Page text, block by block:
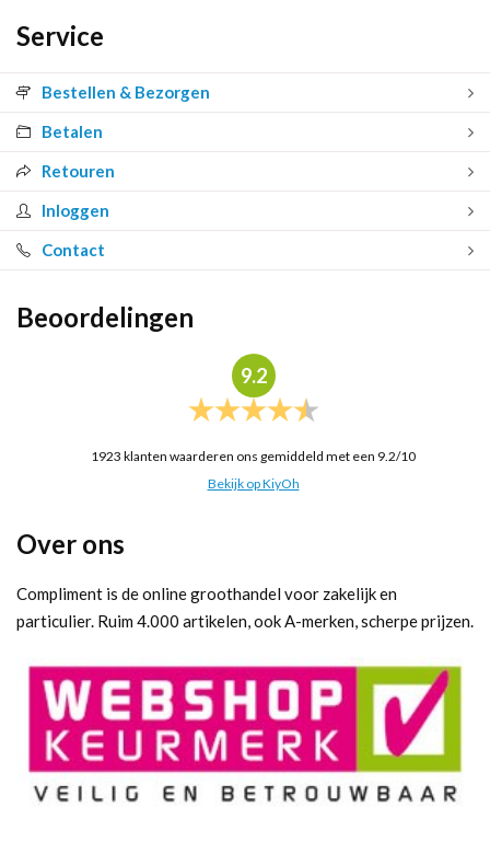
Service
Bestellen & Bezorgen
Betalen
Retouren
Inloggen
Contact
Beoordelingen
9.2
1923 klanten waarderen ons gemiddeld met een 9.2/10
Bekijk op KiyOh
Over ons
Compliment is de online groothandel voor zakelijk en
particulier. Ruim 4.000 artikelen, ook A-merken, scherpe prijzen.